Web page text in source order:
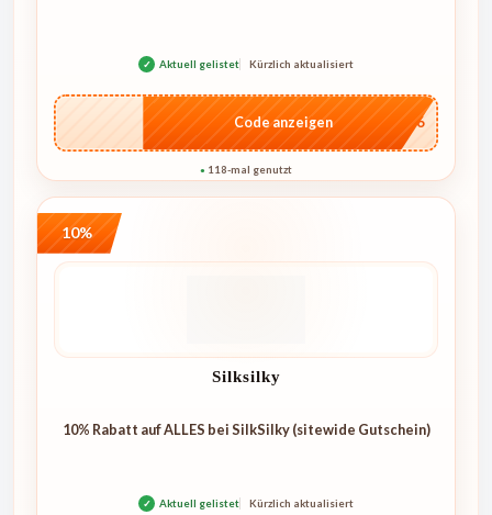
✓ Aktuell gelistet Kürzlich aktualisiert
…IT26
Code anzeigen
● 118-mal genutzt
10%
Silksilky
10% Rabatt auf ALLES bei SilkSilky (sitewide Gutschein)
✓ Aktuell gelistet Kürzlich aktualisiert